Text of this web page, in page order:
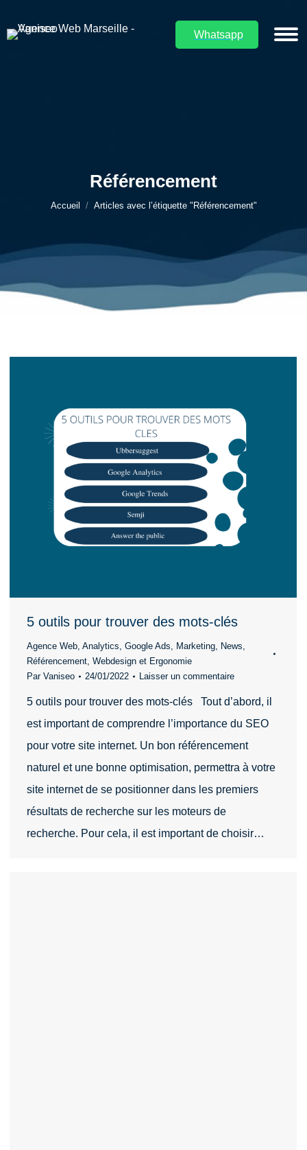
Whatsapp
Référencement
Accueil Articles avec l’étiquette "Référencement"
5 outils pour trouver des mots-clés
Agence Web, Analytics, Google Ads, Marketing, News,
Référencement, Webdesign et Ergonomie
Par Vaniseo 24/01/2022 Laisser un commentaire
5 outils pour trouver des mots-clés Tout d’abord, il
est important de comprendre l’importance du SEO
pour votre site internet. Un bon référencement
naturel et une bonne optimisation, permettra à votre
site internet de se positionner dans les premiers
résultats de recherche sur les moteurs de
recherche. Pour cela, il est important de choisir…